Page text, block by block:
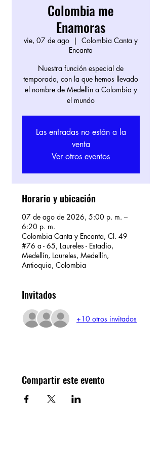
Colombia me
Enamoras
vie, 07 de ago
  |
Colombia Canta y
Encanta
Nuestra función especial de
temporada, con la que hemos llevado
el nombre de Medellín a Colombia y
el mundo
Las entradas no están a la
venta
Ver otros eventos
Horario y ubicación
07 de ago de 2026, 5:00 p. m. –
6:20 p. m.
Colombia Canta y Encanta, Cl. 49
#76 a - 65, Laureles - Estadio,
Medellín, Laureles, Medellín,
Antioquia, Colombia
Invitados
+10 otros invitados
Compartir este evento